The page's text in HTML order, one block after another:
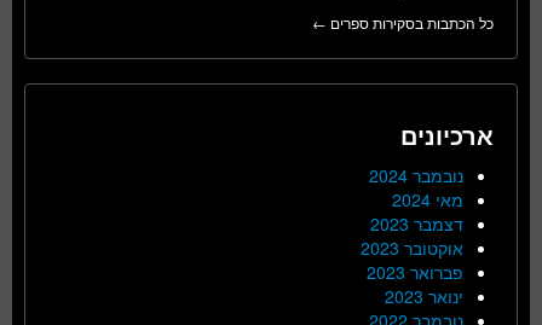
כל הכתבות בסקירות ספרים ←
ארכיונים
נובמבר 2024
מאי 2024
דצמבר 2023
אוקטובר 2023
פברואר 2023
ינואר 2023
נובמבר 2022